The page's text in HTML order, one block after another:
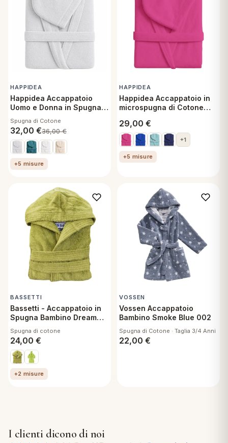
HAPPIDEA
Happidea Accappatoio
Uomo e Donna in Spugna
Grigio Perla tg S
Spugna di Cotone
32,00 €36,00€
+5 misure
HAPPIDEA
Happidea Accappatoio in
microspugna di Cotone
29,00 €
+1
+5 misure
BASSETTI
Bassetti - Accappatoio in
Spugna Bambino Dream
Spugna di cotone
24,00 €
+2 misure
VOSSEN
Vossen Accappatoio
Bambino Smoke Blue 002
Spugna di Cotone · Taglia 3/4 Anni
22,00 €
I clienti dicono di noi